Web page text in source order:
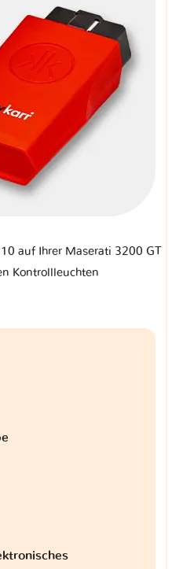
auf Ihrer Maserati 3200 GT
Kontrollleuchten